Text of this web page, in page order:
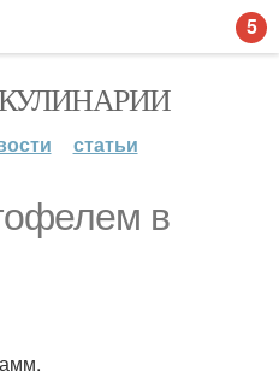
статьи
в
5